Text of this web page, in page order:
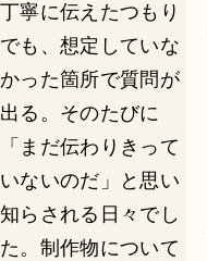
丁寧に伝えたつもり
でも、想定していな
かった箇所で質問が
出る。そのたびに
「まだ伝わりきって
いないのだ」と思い
知らされる日々でし
た。制作物について